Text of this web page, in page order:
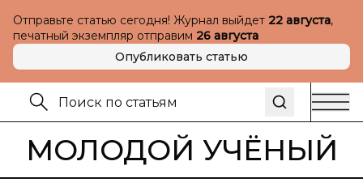
Отправьте статью сегодня! Журнал выйдет 22 августа,
печатный экземпляр отправим 26 августа
Опубликовать статью
МОЛОДОЙ УЧЁНЫЙ